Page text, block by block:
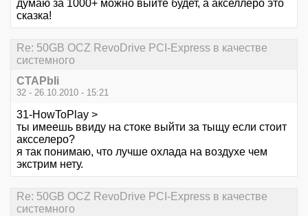
думаю за 1000+ можно выйте будет, а акселлеро это
сказка!
Re: 50GB OCZ RevoDrive PCI-Express в качестве
системного
CTAPbIi
32 - 26.10.2010 - 15:21
31-HowToPlay >
ты имеешь ввиду на стоке выйти за тыщу если стоит
аксселеро?
я так понимаю, что лучше охлада на воздухе чем
экстрим нету.
Re: 50GB OCZ RevoDrive PCI-Express в качестве
системного